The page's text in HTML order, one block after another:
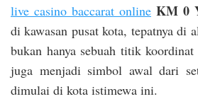
live casino baccarat online KM 0
di kawasan pusat kota, tepatnya di
bukan hanya sebuah titik
juga menjadi simbol awal dari
dimulai di kota istimewa ini.